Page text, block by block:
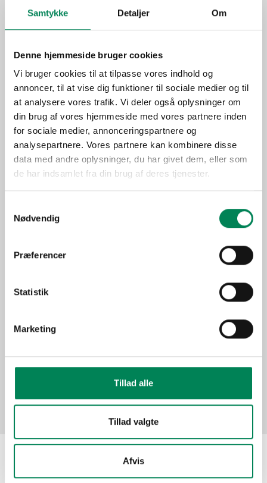
Samtykke Detaljer Om
Denne hjemmeside bruger cookies
Vi bruger cookies til at tilpasse vores indhold og
annoncer, til at vise dig funktioner til sociale medier og til
at analysere vores trafik. Vi deler også oplysninger om
din brug af vores hjemmeside med vores partnere inden
for sociale medier, annonceringspartnere og
analysepartnere. Vores partnere kan kombinere disse
data med andre oplysninger, du har givet dem, eller som
de har indsamlet fra din brug af deres tjenester.
Nødvendig
Præferencer
Statistik
Marketing
Tillad alle
Tillad valgte
Afvis
Elefantfodsyucca
Familie
Agavaceae
Navn
elephantipes
Populærnavn
Elefantfodsyucca
Vanding
Hold pottejorden jævnt
fugtig.
Gødning
Ca. hver tredje vanding i
vækstperioden.
Oprindelse
Funktion
Materialet kan frit benyttes til anden publicering med